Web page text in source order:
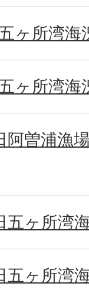
ヶ所湾海
ヶ所湾海
阿曽浦漁
五ヶ所湾
五ヶ所湾